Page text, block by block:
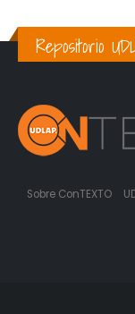
Repositorio
Sobre ConTEXTO